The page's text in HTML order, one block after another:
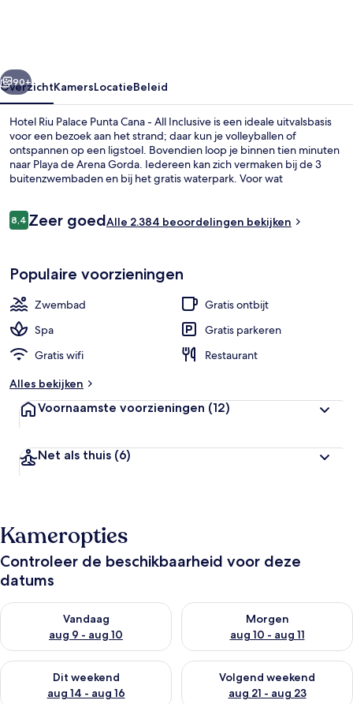
All
Inclusive
Volgende
90+
OverzichtKamersLocatieBeleid
Hotel Riu Palace Punta Cana - All Inclusive is een ideale uitvalsbasis
voor een bezoek aan het strand; daar kun je volleyballen of
ontspannen op een ligstoel. Bovendien loop je binnen tien minuten
naar Playa de Arena Gorda. Iedereen kan zich vermaken bij de 3
buitenzwembaden en bij het gratis waterpark. Voor wat
restaurants en bij de 4 bars/lounges kun je genieten van een
het zwembad en het behulpzame personeel.
Beoordelingen
8,48,4 op 10 –
Zeer goedAlle 2.384 beoordelingen bekijken
Populaire voorzieningen
Zwembad
Gratis ontbijt
Spa
Gratis parkeren
Gratis wifi
Restaurant
Alles bekijken
Voornaamste voorzieningen (12)
Net als thuis (6)
Kameropties
Controleer de beschikbaarheid voor deze
datums
Vandaag
aug 9 - aug 10
De beschikbaarheid controleren voor vanavond aug 9 - aug
Morgen
aug 10 - aug 11
De beschikbaarheid
Dit weekend
aug 14 - aug 16
De beschikbaarheid controleren voor dit weekend aug 14 -
Volgend weekend
aug 21 - aug 23
De beschikbaarheid